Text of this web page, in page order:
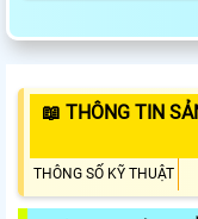
📖 THÔNG TIN
THÔNG SỐ KỸ THUẬT